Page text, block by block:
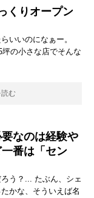
くりオープン
いいのになぁー。
の小さな店でそんな
む
なのは経験や
番は「セン
う？... たぶん、シェ
かな、そういえば名